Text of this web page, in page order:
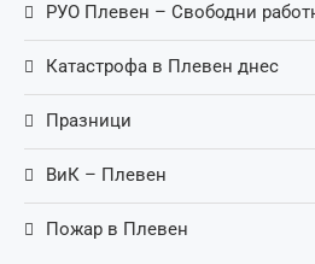
РУО Плевен – Свободни
Катастрофа в Плевен днес
Празници
ВиК – Плевен
Пожар в Плевен